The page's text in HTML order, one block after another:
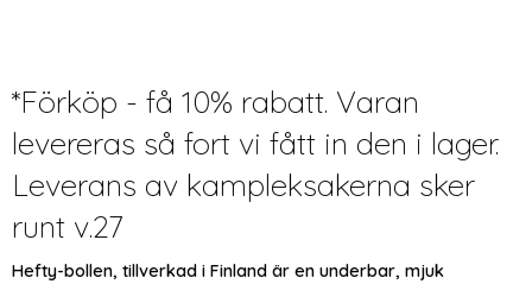
*Förköp - få 10% rabatt. Varan
levereras så fort vi fått in den i lager.
Leverans av kampleksakerna sker
runt v.27
Hefty-bollen, tillverkad i Finland är en underbar, mjuk